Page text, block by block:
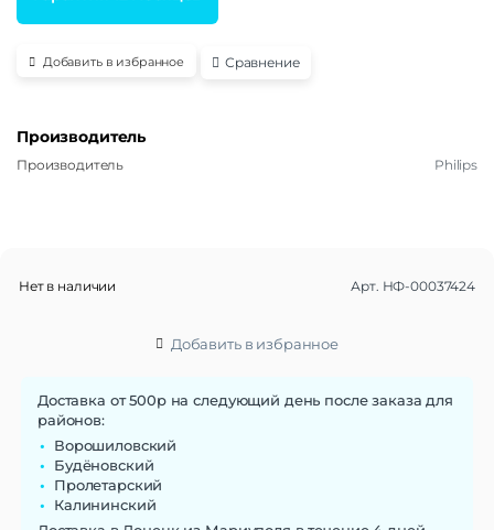
Добавить в избранное Сравнение
Производитель
Производитель Philips
Нет в наличии Арт. НФ-00037424
Добавить в избранное
Доставка от 500р на следующий день после заказа для
районов:
Ворошиловский
Будёновский
Пролетарский
Калининский